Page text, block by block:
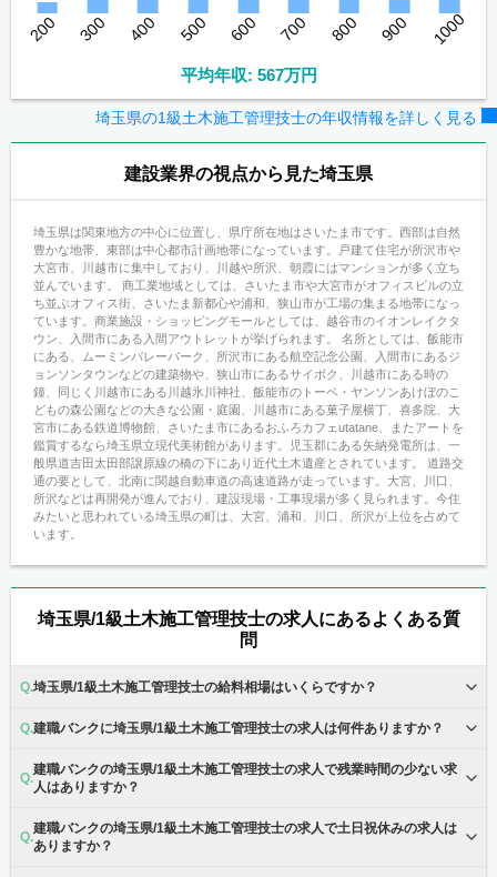
200 300 400 500 600 700 800 900 1000
平均年収: 567万円
埼玉県の1級土木施工管理技士の年収情報を詳しく見る
建設業界の視点から見た埼玉県
埼玉県は関東地方の中心に位置し、県庁所在地はさいたま市です。西部は自然
豊かな地帯、東部は中心都市計画地帯になっています。戸建て住宅が所沢市や
大宮市、川越市に集中しており、川越や所沢、朝霞にはマンションが多く立ち
並んでいます。 商工業地域としては、さいたま市や大宮市がオフィスビルの立
ち並ぶオフィス街、さいたま新都心や浦和、狭山市が工場の集まる地帯になっ
ています。商業施設・ショッピングモールとしては、越谷市のイオンレイクタ
ウン、入間市にある入間アウトレットが挙げられます。 名所としては、飯能市
にある、ムーミンバレーパーク、所沢市にある航空記念公園、入間市にあるジ
ョンソンタウンなどの建築物や、狭山市にあるサイボク、川越市にある時の
鐘、同じく川越市にある川越氷川神社、飯能市のトーベ・ヤンソンあけぼのこ
どもの森公園などの大きな公園・庭園、川越市にある菓子屋横丁、喜多院、大
宮市にある鉄道博物館、さいたま市にあるおふろカフェutatane、またアートを
鑑賞するなら埼玉県立現代美術館があります。児玉郡にある矢納発電所は、一
般県道吉田太田部譲原線の橋の下にあり近代土木遺産とされています。 道路交
通の要として、北南に関越自動車道の高速道路が走っています。大宮、川口、
所沢などは再開発が進んでおり、建設現場・工事現場が多く見られます。今住
みたいと思われている埼玉県の町は、大宮、浦和、川口、所沢が上位を占めて
います。
埼玉県/1級土木施工管理技士の求人にあるよくある質
問
埼玉県/1級土木施工管理技士の給料相場はいくらですか？
建職バンクに埼玉県/1級土木施工管理技士の求人は何件ありますか？
建職バンクの埼玉県/1級土木施工管理技士の求人で残業時間の少ない求
人はありますか？
建職バンクの埼玉県/1級土木施工管理技士の求人で土日祝休みの求人は
ありますか？